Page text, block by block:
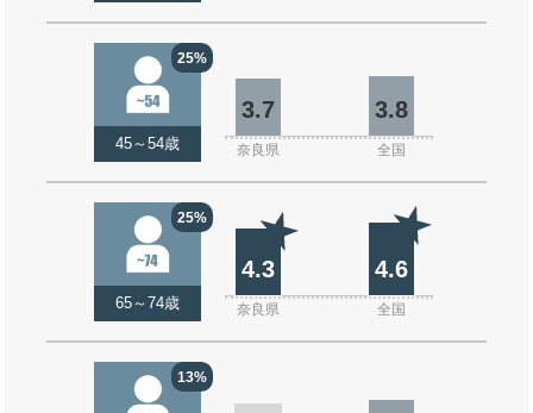
25%
45～54歳
3.7 3.8
奈良県 全国
25%
65～74歳
4.3 4.6
奈良県 全国
13%